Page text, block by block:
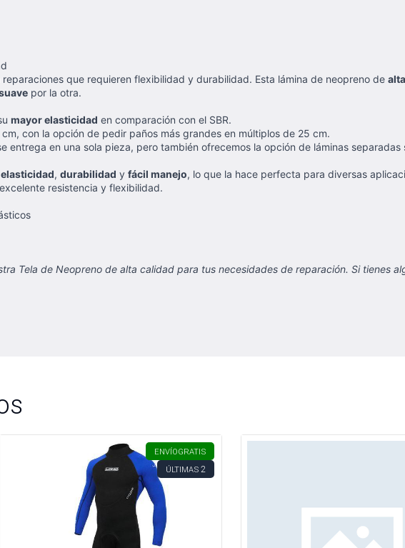
reparaciones que requieren flexibilidad y durabilidad. Esta lámina de neopreno de
por la otra.
mayor elasticidad en comparación con el SBR.
con la opción de pedir paños más grandes en múltiplos de 25 cm.
entrega en una sola pieza, pero también ofrecemos la opción de láminas
, durabilidad y fácil manejo, lo que la hace perfecta para diversas
resistencia y flexibilidad.
Tela de Neopreno de alta calidad para tus necesidades de reparación. Si tienes
ENVÍOGRATIS
ÚLTIMAS 2